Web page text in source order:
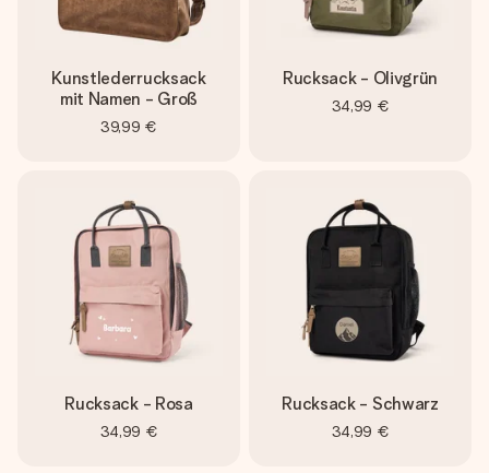
Kunstlederrucksack
mit Namen - Groß
39,99 €
Rucksack - Olivgrün
34,99 €
Rucksack - Rosa
34,99 €
Rucksack - Schwarz
34,99 €